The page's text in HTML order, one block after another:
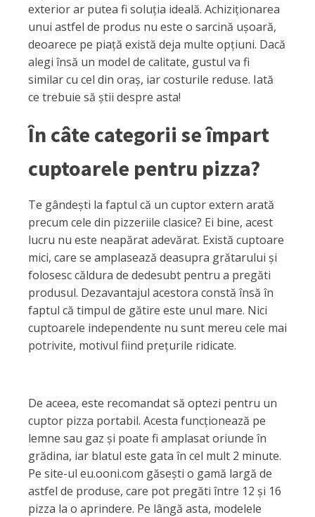
exterior ar putea fi soluția ideală. Achiziționarea
unui astfel de produs nu este o sarcină ușoară,
deoarece pe piață există deja multe opțiuni. Dacă
alegi însă un model de calitate, gustul va fi
similar cu cel din oraș, iar costurile reduse. Iată
ce trebuie să știi despre asta!
În câte categorii se împart
cuptoarele pentru pizza?
Te gândești la faptul că un cuptor extern arată
precum cele din pizzeriile clasice? Ei bine, acest
lucru nu este neapărat adevărat. Există cuptoare
mici, care se amplasează deasupra grătarului și
folosesc căldura de dedesubt pentru a pregăti
produsul. Dezavantajul acestora constă însă în
faptul că timpul de gătire este unul mare. Nici
cuptoarele independente nu sunt mereu cele mai
potrivite, motivul fiind prețurile ridicate.
De aceea, este recomandat să optezi pentru un
cuptor pizza portabil. Acesta funcționează pe
lemne sau gaz și poate fi amplasat oriunde în
grădina, iar blatul este gata în cel mult 2 minute.
Pe site-ul eu.ooni.com găsești o gamă largă de
astfel de produse, care pot pregăti între 12 și 16
pizza la o aprindere. Pe lângă asta, modelele